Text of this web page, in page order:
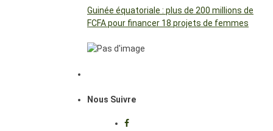
Guinée équatoriale : plus de 200 millions de
FCFA pour financer 18 projets de femmes
Nous Suivre